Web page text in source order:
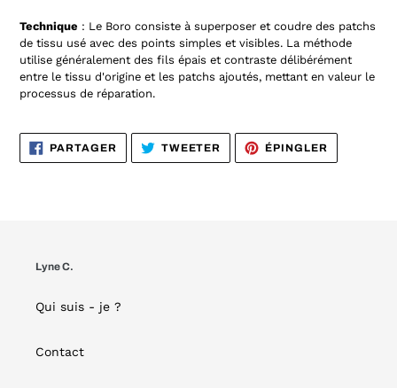
Technique : Le Boro consiste à superposer et coudre des patchs
de tissu usé avec des points simples et visibles. La méthode
utilise généralement des fils épais et contraste délibérément
entre le tissu d'origine et les patchs ajoutés, mettant en valeur le
processus de réparation.
PARTAGERPARTAGER
SUR
FACEBOOK
TWEETER TWEETER
SUR
TWITTER
ÉPINGLER
PINTEREST
Lyne C.
Qui suis - je ?
Contact